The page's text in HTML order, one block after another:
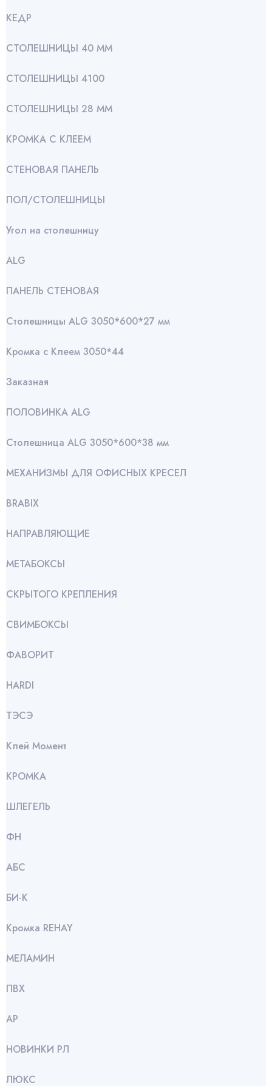
КЕДР
СТОЛЕШНИЦЫ 40 ММ
СТОЛЕШНИЦЫ 4100
СТОЛЕШНИЦЫ 28 ММ
КРОМКА С КЛЕЕМ
СТЕНОВАЯ ПАНЕЛЬ
ПОЛ/СТОЛЕШНИЦЫ
Угол на столешницу
АLG
ПАНЕЛЬ СТЕНОВАЯ
Столешницы ALG 3050*600*27 мм
Кромка с Клеем 3050*44
Заказная
ПОЛОВИНКА ALG
Столешница ALG 3050*600*38 мм
МЕХАНИЗМЫ ДЛЯ ОФИСНЫХ КРЕСЕЛ
BRABIX
НАПРАВЛЯЮЩИЕ
МЕТАБОКСЫ
СКРЫТОГО КРЕПЛЕНИЯ
СВИМБОКСЫ
ФАВОРИТ
HARDI
ТЭСЭ
Клей Момент
КРОМКА
ШЛЕГЕЛЬ
ФН
АБС
БИ-К
Кромка REHAY
МЕЛАМИН
ПВХ
АР
НОВИНКИ РЛ
ЛЮКС